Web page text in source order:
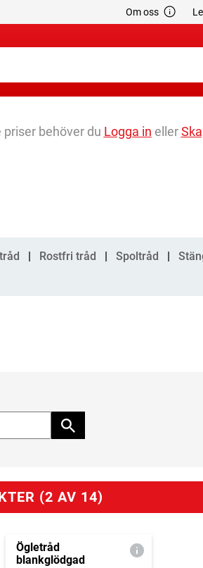
Om oss
behöver du Logga in eller
Rostfri tråd Spoltråd
(2 AV 14)
Ögletråd
blankglödgad